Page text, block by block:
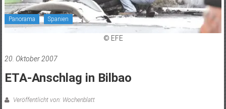
Panorama Spanien
© EFE
20. Oktober 2007
ETA-Anschlag in Bilbao
Veröffentlicht von: Wochenblatt